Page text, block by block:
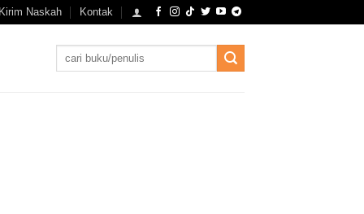
Naskah Kontak
Search